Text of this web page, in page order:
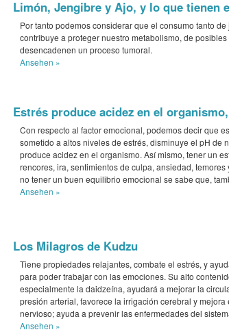
Limón, Jengibre y Ajo, y lo que tienen
Por tanto podemos considerar que el consumo tanto
contribuye a proteger nuestro metabolismo, de
desencadenen un proceso tumoral.
Ansehen »
Estrés produce acidez en el
Con respecto al factor emocional, podemos decir que
sometido a altos niveles de estrés, disminuye el pH de
produce acidez en el organismo. Así mismo, tener un
rencores, ira, sentimientos de culpa, ansiedad,
no tener un buen equilibrio emocional se sabe que,
Ansehen »
Los Milagros de Kudzu
Tiene propiedades relajantes, combate el estrés, y
para poder trabajar con las emociones. Su alto
especialmente la daidzeína, ayudará a mejorar la
presión arterial, favorece la irrigación cerebral y
nervioso; ayuda a prevenir las enfermedades del
Ansehen »